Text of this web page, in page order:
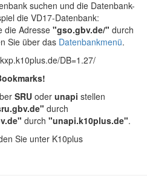
suchen und die Datenbank-
die VD17-Datenbank:
die Adresse "gso.gbv.de/" durch
Sie über das Datenbankmenü.
DB=1.27/
SRU oder unapi stellen
durch
durch "unapi.k10plus.de".
Sie unter K10plus